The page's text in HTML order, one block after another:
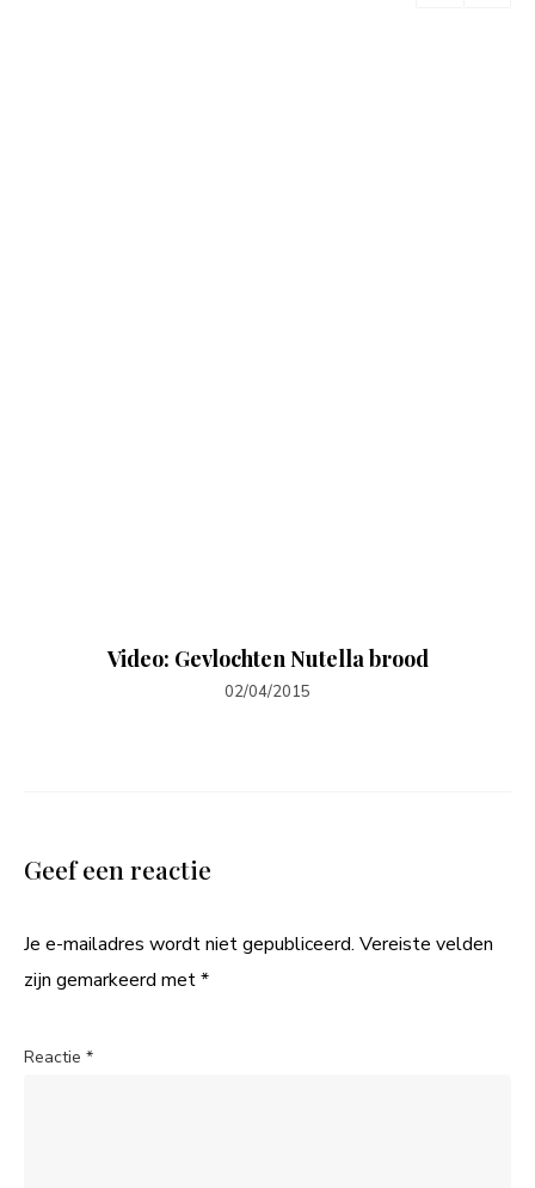
Video: Gevlochten Nutella brood
02/04/2015
Geef een reactie
Je e-mailadres wordt niet gepubliceerd. Vereiste velden
zijn gemarkeerd met*
Reactie *